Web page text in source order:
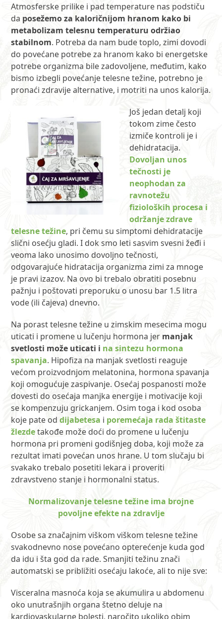
Atmosferske prilike i pad temperature nas podstiču
da posežemo za kaloričnijom hranom kako bi
metabolizam telesnu temperaturu održiao
stabilnom. Potreba da nam bude toplo, zimi dovodi
do povećane potrebe za hranom kako bi energetske
potrebe organizma bile zadovoljene, međutim, kako
bismo izbegli povećanje telesne težine, potrebno je
pronaći zdravije alternative, i motriti na unos kalorija.
Još jedan detalj koji
tokom zime često
izmiče kontroli je i
dehidratacija.
Dovoljan unos
tečnosti je
neophodan za
ravnotežu
fizioloških procesa i
održanje zdrave
telesne težine, pri čemu su simptomi dehidratacije
slični osećju gladi. I dok smo leti sasvim svesni žeđi i
veoma lako unosimo dovoljno tečnosti,
odgovarajuće hidratacija organizma zimi za mnoge
je pravi izazov. Na ovo bi trebalo obratiti posebnu
pažnju i poštovati preporuku o unosu bar 1.5 litra
vode (ili čajeva) dnevno.
Na porast telesne težine u zimskim mesecima mogu
uticati i promene u lučenju hormona jer manjak
svetlosti može uticati i na sintezu hormona
spavanja. Hipofiza na manjak svetlosti reaguje
većom proizvodnjom melatonina, hormona spavanja
koji omogućuje zaspivanje. Osećaj pospanosti može
dovesti do osećaja manjka energije i motivacije koji
se kompenzuju grickanjem. Osim toga i kod osoba
koje pate oddijabetesa i poremećaja rada štitaste
žlezdetakođe može doći do promene u lučenju
hormona pri promeni godišnjeg doba, koji može za
rezultat imati povećan unos hrane. U tom slučaju bi
svakako trebalo posetiti lekara i proveriti
zdravstveno stanje i hormonalni status.
Normalizovanje telesne težine ima brojne
povoljne efekte na zdravlje
Osobe sa značajnim viškom viškom telesne težine
svakodnevno nose povećano opterećenje kuda god
da idu i šta god da rade. Smanjiti težinu znači
automatski se približiti osećaju lakoće, ali to nije sve:
Visceralna masnoća koja se akumulira u abdomenu
oko unutrašnjih organa štetno deluje na
kardiovaskularne bolesti, naročito ukoliko obim